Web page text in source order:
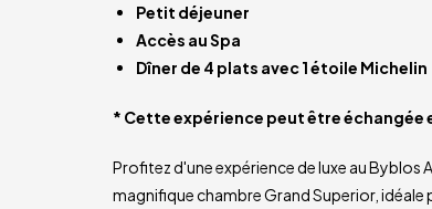
Petit déjeuner
Accès au Spa
Dîner de 4 plats avec 1 étoile Michelin
* Cette expérience peut être
Profitez d'une expérience de luxe au Byblos
magnifique chambre Grand Superior,